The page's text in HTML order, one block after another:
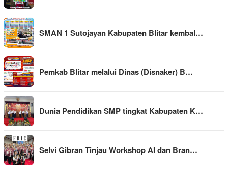
SMAN 1 Sutojayan Kabupaten Blitar kembal…
Pemkab Blitar melalui Dinas (Disnaker) B…
Dunia Pendidikan SMP tingkat Kabupaten K…
Selvi Gibran Tinjau Workshop AI dan Bran…